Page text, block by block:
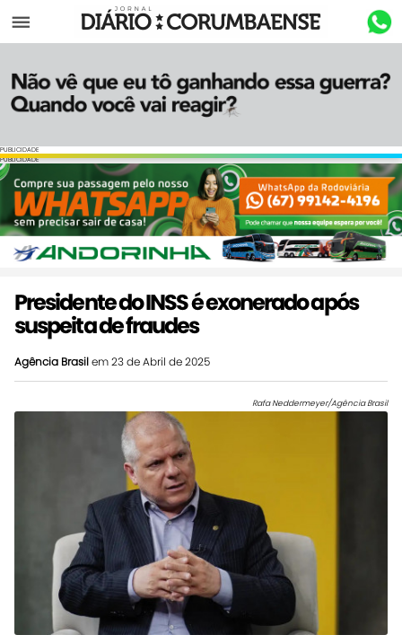
Menu
PUBLICIDADE
PUBLICIDADE
Presidente do INSS é exonerado após
suspeita de fraudes
Agência Brasilem 23 de Abril de 2025
Rafa Neddermeyer/Agência Brasil